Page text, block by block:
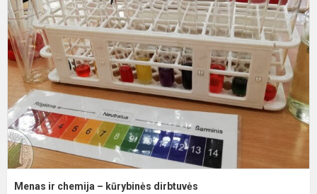
Menas ir chemija – kūrybinės dirbtuvės